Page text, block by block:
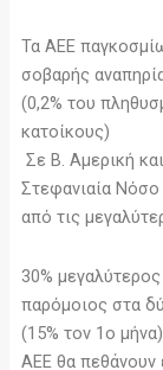
Τα ΑΕΕ
σοβαρής
(0,2% του
κατοίκους)
Σε Β. Αμερική
Στεφανιαία
από τις
30%
παρόμοιος στα
(15% τον 1ο
ΑΕΕ θα